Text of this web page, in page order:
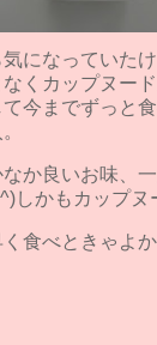
になっていた
くカップヌー
今までずっと
か良いお味、
しかもカップヌ
食べときゃよ